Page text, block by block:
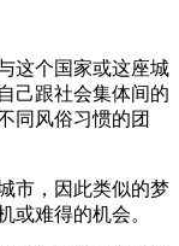
个国家或这座城
己跟社会集体间的
同风俗习惯的团
，因此类似的梦
或难得的机会。